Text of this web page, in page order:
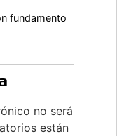
fundamento
no será
están